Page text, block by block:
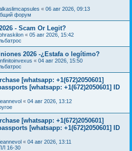
« 06 авг 2026, 09:13
форум
- Scam Or Legit?
« 05 авг 2026, 15:42
2026 -¿Estafa o legítimo?
« 04 авг 2026, 15:50
[whatsapp: +1(672)2050601]
[whatsapp: +1(672)2050601] ID
« 04 авг 2026, 13:12
[whatsapp: +1(672)2050601]
[whatsapp: +1(672)2050601] ID
« 04 авг 2026, 13:11
16-30